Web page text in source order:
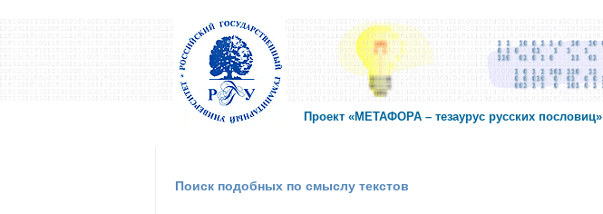
Проект «МЕТАФОРА – тезаурус русских пословиц»
Поиск подобных по смыслу текстов